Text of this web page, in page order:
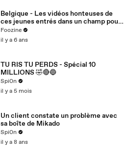
Belgique - Les vidéos honteuses de
ces jeunes entrés dans un champ pour
terroriser un cheval et un poney
Foozine
il y a 6 ans
TU RIS TU PERDS - Spécial 10
MILLIONS 🤣🔴🔵
Spi0n
il y a 5 mois
Un client constate un problème avec
sa boîte de Mikado
Spi0n
il y a 8 ans